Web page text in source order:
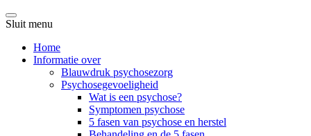
Sluit menu
Home
Informatie over
Blauwdruk psychosezorg
Psychosegevoeligheid
Wat is een psychose?
Symptomen psychose
5 fasen van psychose en herstel